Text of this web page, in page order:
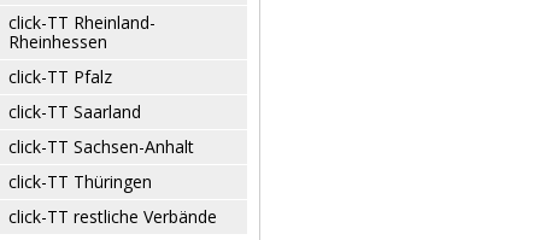
click-TT Rheinland-
Rheinhessen
click-TT Pfalz
click-TT Saarland
click-TT Sachsen-Anhalt
click-TT Thüringen
click-TT restliche Verbände